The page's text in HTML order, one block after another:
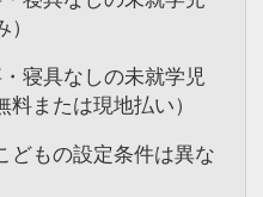
寝具なしの未就学児
料または現地払い）
どもの設定条件は異な